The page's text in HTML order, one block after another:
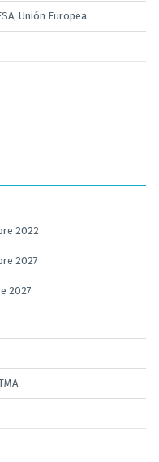
Unión Europea
2022
2027
2027